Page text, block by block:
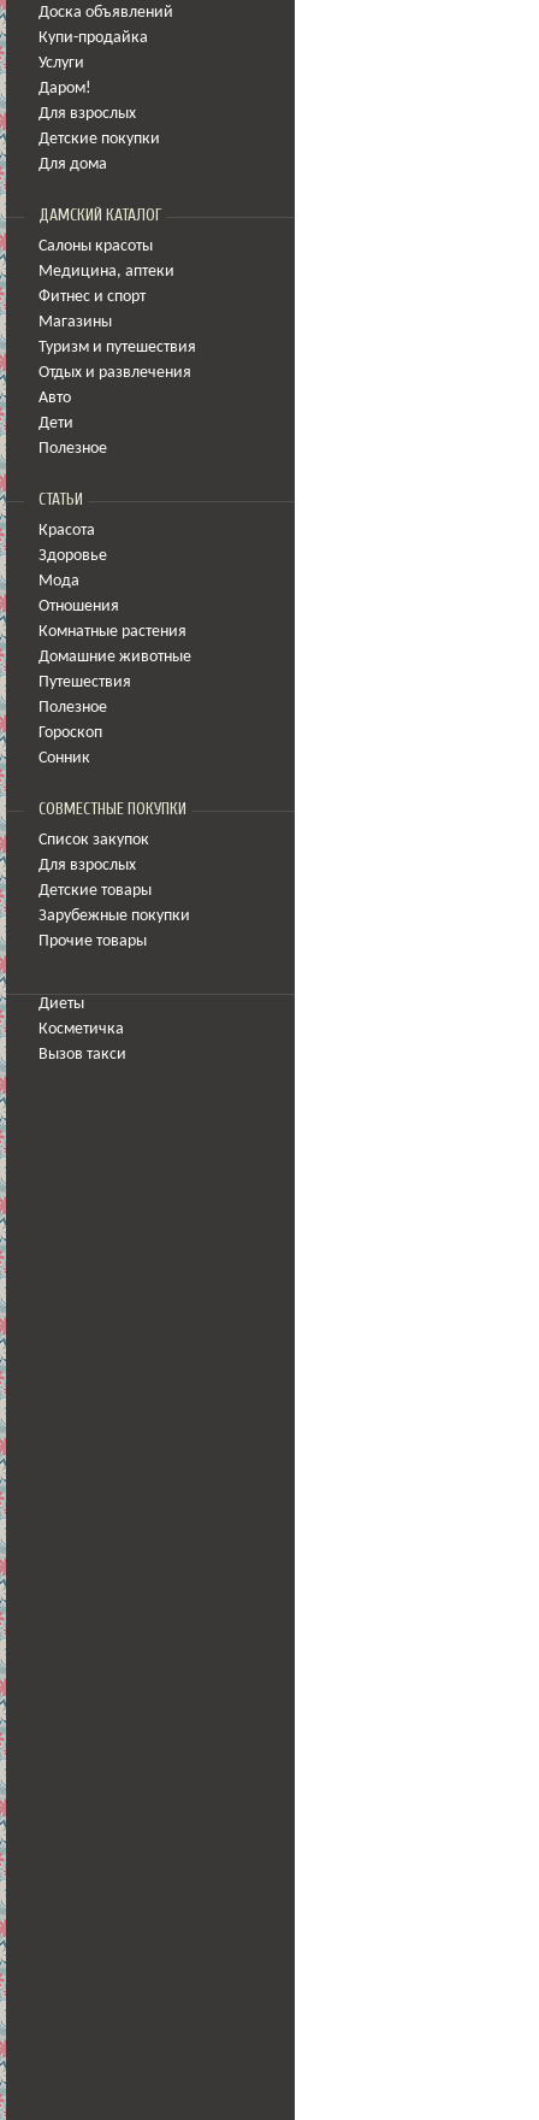
Доска объявлений
Купи-продайка
Услуги
Даром!
Для взрослых
Детские покупки
Для дома
ДАМСКИЙ КАТАЛОГ
Салоны красоты
Медицина, аптеки
Фитнес и спорт
Магазины
Туризм и путешествия
Отдых и развлечения
Авто
Дети
Полезное
СТАТЬИ
Красота
Здоровье
Мода
Отношения
Комнатные растения
Домашние животные
Путешествия
Полезное
Гороскоп
Сонник
СОВМЕСТНЫЕ ПОКУПКИ
Список закупок
Для взрослых
Детские товары
Зарубежные покупки
Прочие товары
Диеты
Косметичка
Вызов такси